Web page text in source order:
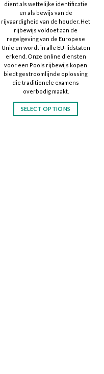
dient als wettelijke identificatie
en als bewijs van de
rijvaardigheid van de houder. Het
rijbewijs voldoet aan de
regelgeving van de Europese
Unie en wordt in alle EU-lidstaten
erkend. Onze online diensten
voor een Pools rijbewijs kopen
biedt gestroomlijnde oplossing
die traditionele examens
overbodig maakt.
SELECT OPTIONS